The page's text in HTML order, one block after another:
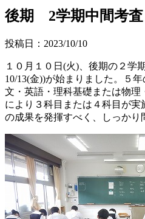
後期 2学期中間考査
投稿日：2023/10/10
１０月１０日(火)、後期の２学
10/13(金))が始まりました。５
文・英語・理科基礎または物
により３科目または４科目が
の成果を発揮すべく、しっかり